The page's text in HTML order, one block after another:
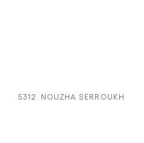
5312 NOUZHA SERROUKH